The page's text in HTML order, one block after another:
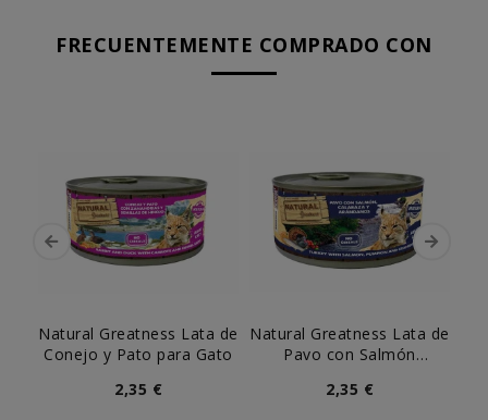
FRECUENTEMENTE COMPRADO CON
Natural Greatness Lata de
Conejo y Pato para Gato
2,35 €
Natural Greatness Lata de
Pavo con Salmón
para Gato
2,35 €